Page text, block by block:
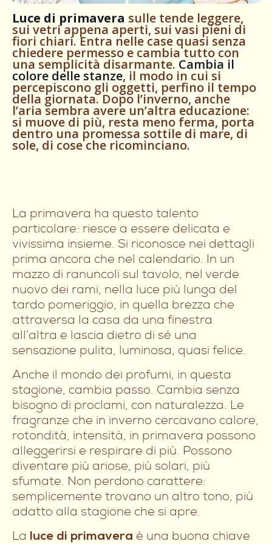
Luce di primavera sulle tende leggere,
sui vetri appena aperti, sui vasi pieni di
fiori chiari. Entra nelle case quasi senza
chiedere permesso e cambia tutto con
una semplicità disarmante. Cambia il
colore delle stanze, il modo in cui si
percepiscono gli oggetti, perfino il tempo
della giornata. Dopo l’inverno, anche
l’aria sembra avere un’altra educazione:
si muove di più, resta meno ferma, porta
dentro una promessa sottile di mare, di
sole, di cose che ricominciano.
La primavera ha questo talento
particolare: riesce a essere delicata e
vivissima insieme. Si riconosce nei dettagli
prima ancora che nel calendario. In un
mazzo di ranuncoli sul tavolo, nel verde
nuovo dei rami, nella luce più lunga del
tardo pomeriggio, in quella brezza che
attraversa la casa da una finestra
all’altra e lascia dietro di sé una
sensazione pulita, luminosa, quasi felice.
Anche il mondo dei profumi, in questa
stagione, cambia passo. Cambia senza
bisogno di proclami, con naturalezza. Le
fragranze che in inverno cercavano calore,
rotondità, intensità, in primavera possono
alleggerirsi e respirare di più. Possono
diventare più ariose, più solari, più
sfumate. Non perdono carattere:
semplicemente trovano un altro tono, più
adatto alla stagione che si apre.
La luce di primavera è una buona chiave